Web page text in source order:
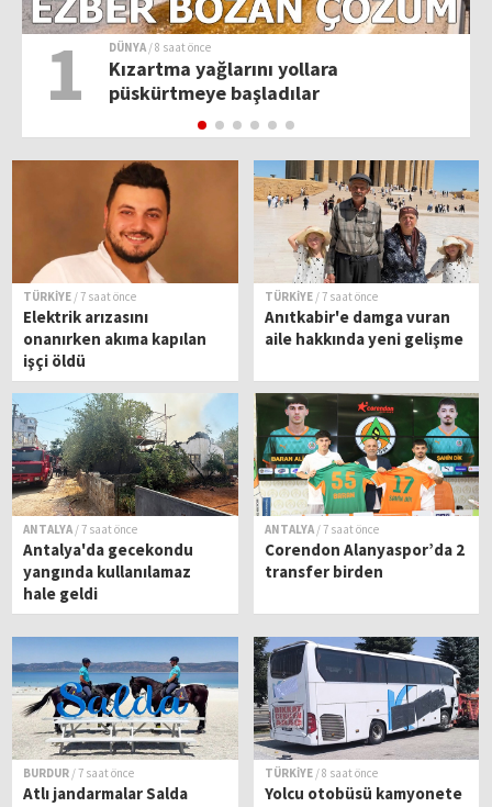
1 DÜNYA / 8 saat önce
Kızartma yağlarını yollara
püskürtmeye başladılar
TÜRKİYE / 7 saat önce
Elektrik arızasını
onanırken akıma kapılan
işçi öldü
TÜRKİYE / 7 saat önce
Anıtkabir'e damga vuran
aile hakkında yeni gelişme
ANTALYA / 7 saat önce
Antalya'da gecekondu
yangında kullanılamaz
hale geldi
ANTALYA / 7 saat önce
Corendon Alanyaspor’da 2
transfer birden
BURDUR / 7 saat önce
Atlı jandarmalar Salda
TÜRKİYE / 8 saat önce
Yolcu otobüsü kamyonete